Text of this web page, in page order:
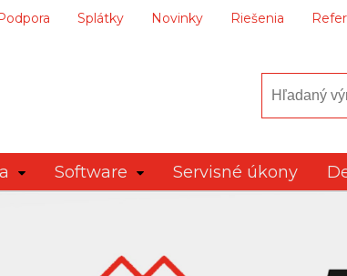
Splátky Novinky Riešenia
Software Servisné úkony